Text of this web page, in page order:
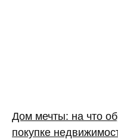
Дом мечты: на что
покупке